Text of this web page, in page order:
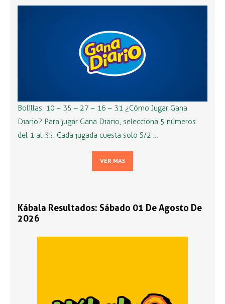
Bolillas: 10 – 35 – 27 – 16 – 31 ¿Cómo Jugar Gana
Diario? Para jugar Gana Diario, selecciona 5 números
del 1 al 35. Cada jugada cuesta solo S/2 …
VER MÁS
Kábala Resultados: Sábado 01 De Agosto De
2026